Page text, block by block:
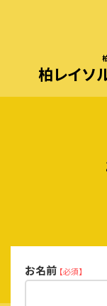
柏レイソ
お名前 【必須】